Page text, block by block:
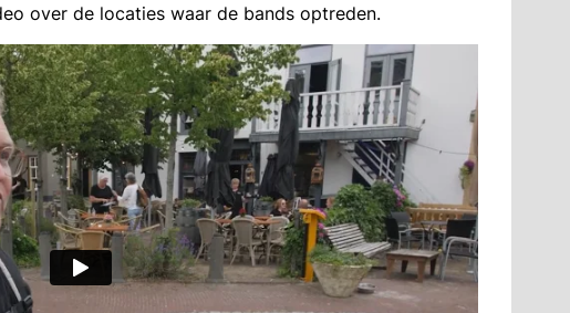
over de locaties waar de bands optreden.